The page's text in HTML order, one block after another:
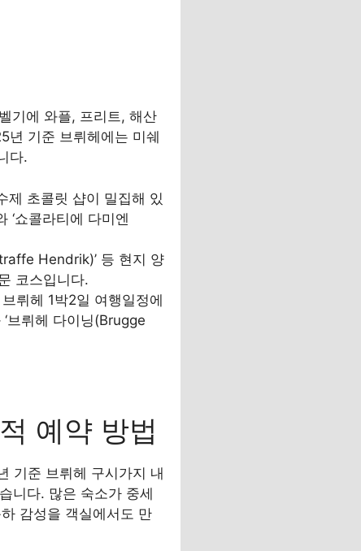
기에 와플, 프리트, 해산
년 기준 브뤼헤에는 미쉐
다.
제 초콜릿 샵이 밀집해 있
‘쇼콜라티에 다미엔
Hendrik)’ 등 현지 양
코스입니다.
뤼헤 1박2일 여행일정에
브뤼헤 다이닝(Brugge
예약 방법
기준 브뤼헤 구시가지 내
니다. 많은 숙소가 중세
감성을 객실에서도 만